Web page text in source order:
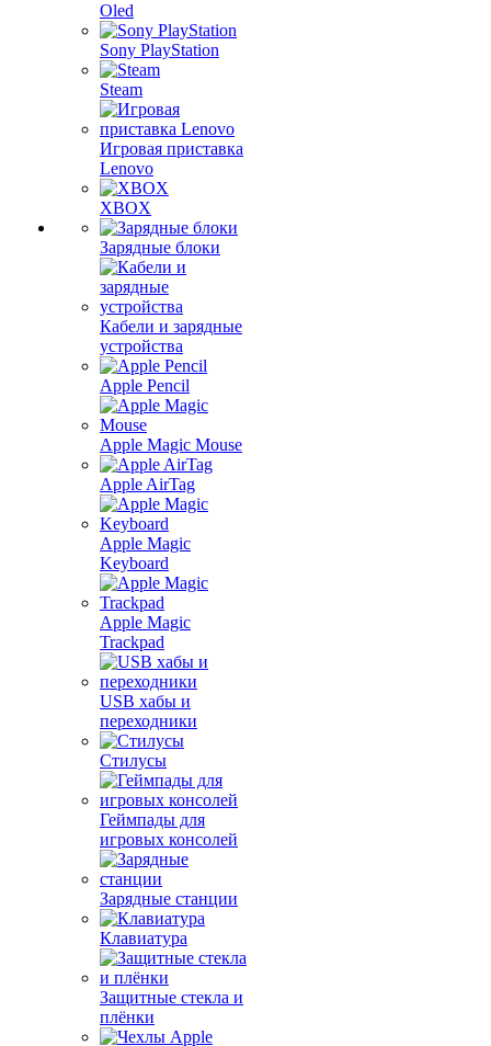
Oled
Sony PlayStation
Steam
Игровая приставка
Lenovo
XBOX
Зарядные блоки
Кабели и зарядные
устройства
Apple Pencil
Apple Magic Mouse
Apple AirTag
Apple Magic
Keyboard
Apple Magic
Trackpad
USB хабы и
переходники
Стилусы
Геймпады для
игровых консолей
Зарядные станции
Клавиатура
Защитные стекла и
плёнки